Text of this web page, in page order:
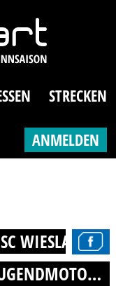
STRECKEN
ANMELDEN
30. RUDERSBERGER ADAC JUGENDMOTOCROSS